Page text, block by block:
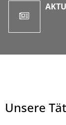
Unsere